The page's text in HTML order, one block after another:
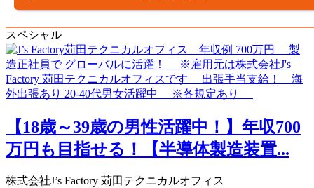
スペシャル
【18歳～39歳の男性活躍中！】年収700
万円も目指せる！【半導体製造装置...
株式会社J’s Factory 苅田テクニカルオフィス